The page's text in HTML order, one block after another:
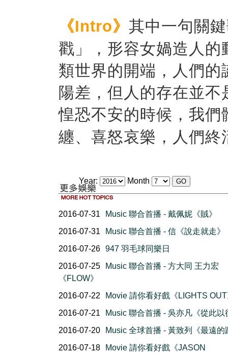
《Intro》 其中一句關
戳」，形容女媧造人
類世界的開端，人們
陽差，但人的存在並
惶恐不安的時候，我
纏、喜怒哀樂，人們
Year: Month
2016-07-31
Music 聯合首播 - 戴佩妮《賊》
2016-07-31
Music 聯合首播 - 信《說走就走》
2016-07-26 947 羽毛球同樂日
2016-07-25
Music 聯合首播 - 方大同 王力宏
《FLOW》
2016-07-22
Movie 請你看好戲《LIGHTS
2016-07-21
Music 聯合首播 - 吳亦凡《從此以
2016-07-20
Music 全球首播 - 黃致列《最遠的
2016-07-18
Movie 請你看好戲《JASON